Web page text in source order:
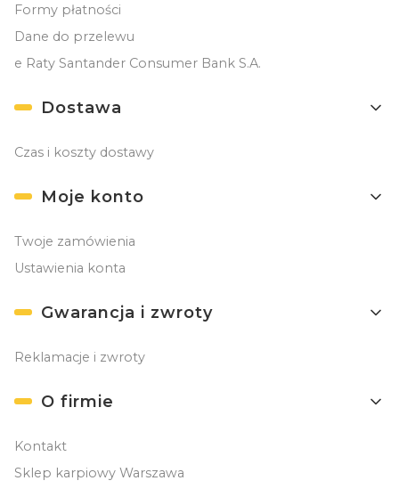
Formy płatności
Dane do przelewu
e Raty Santander Consumer Bank S.A.
Dostawa
Czas i koszty dostawy
Moje konto
Twoje zamówienia
Ustawienia konta
Gwarancja i zwroty
Reklamacje i zwroty
O firmie
Kontakt
Sklep karpiowy Warszawa